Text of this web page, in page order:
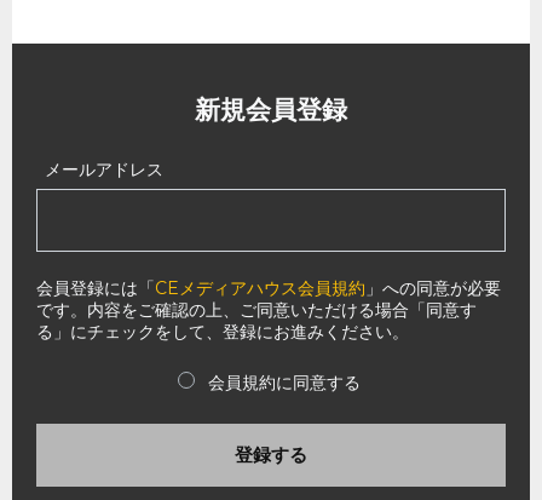
新規会員登録
メールアドレス
会員登録には「CEメディアハウス会員規約 」への同意が必要
です。内容をご確認の上、ご同意いただける場合「同意す
る」にチェックをして、登録にお進みください。
会員規約に同意する
登録する